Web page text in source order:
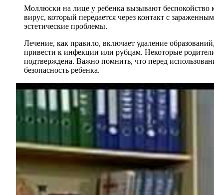
Моллюски на лице у ребенка вызывают беспокойство
вирус, который передается через контакт с
эстетические проблемы.
Лечение, как правило, включает удаление
привести к инфекции или рубцам. Некоторые
подтверждена. Важно помнить, что перед
безопасность ребенка.